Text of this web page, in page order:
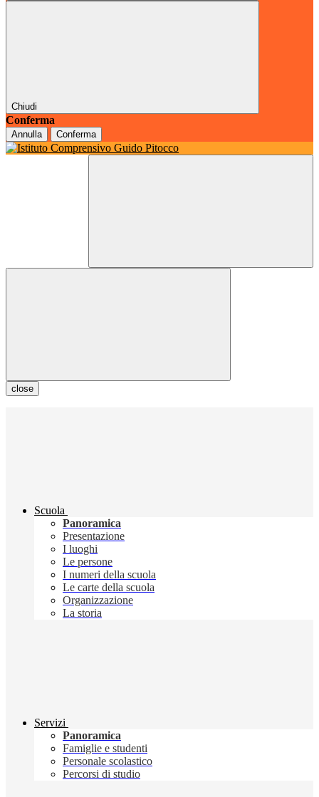
Chiudi
Conferma
Annulla Conferma
close
Scuola
Panoramica
Presentazione
I luoghi
Le persone
I numeri della scuola
Le carte della scuola
Organizzazione
La storia
Servizi
Panoramica
Famiglie e studenti
Personale scolastico
Percorsi di studio